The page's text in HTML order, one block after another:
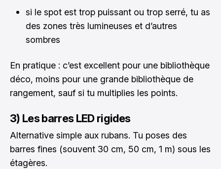
si le spot est trop puissant ou trop serré, tu as
des zones très lumineuses et d’autres
sombres
En pratique : c’est excellent pour une bibliothèque
déco, moins pour une grande bibliothèque de
rangement, sauf si tu multiplies les points.
3) Les barres LED rigides
Alternative simple aux rubans. Tu poses des
barres fines (souvent 30 cm, 50 cm, 1 m) sous les
étagères.